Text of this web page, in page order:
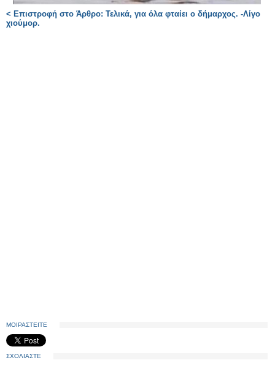
< Επιστροφή στο Άρθρο: Τελικά, για όλα φταίει ο δήμαρχος. -Λίγο
χιούμορ.
ΜΟΙΡΑΣΤΕΙΤΕ
ΣΧΟΛΙΑΣΤΕ